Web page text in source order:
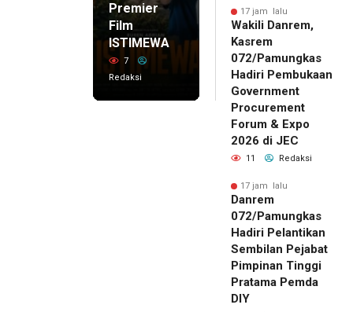
Premier
Film
ISTIMEWA
7
Redaksi
17 jam lalu
Wakili Danrem,
Kasrem
072/Pamungkas
Hadiri Pembukaan
Government
Procurement
Forum & Expo
2026 di JEC
11 Redaksi
17 jam lalu
Danrem
072/Pamungkas
Hadiri Pelantikan
Sembilan Pejabat
Pimpinan Tinggi
Pratama Pemda
DIY